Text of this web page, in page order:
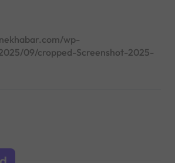
wp-
09/cropped-Screenshot-2025-